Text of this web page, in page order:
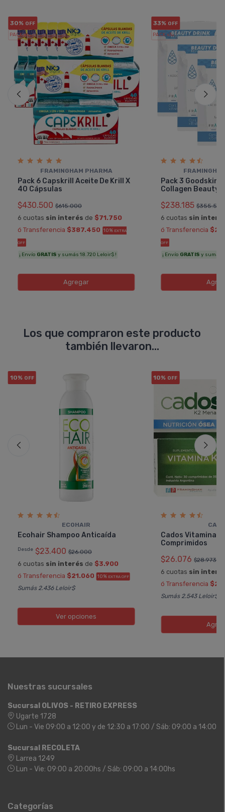
30% OFF
PACK x6u.
FRAMINGHAM PHARMA
Pack 6 Capskrill Aceite De Krill X
40 Cápsulas
$430.500 $615.000
6 cuotas sin interés de $71.750
ó Transferencia $387.450 10% EXTRA
OFF
¡ Envío GRATIS y sumás 18.720 Leloir$ !
Agregar
33% OFF
PACK x3u.
Pack 3 Goodskin
Collagen Beauty
$238.185 $355.500
6 cuotas sin
ó Transferencia
OFF
¡ Envío GRATIS y sumás
Los que compraron este producto
también llevaron...
10% OFF
ECOHAIR
Ecohair Shampoo Anticaí­da
Desde $23.400 $26.000
6 cuotas sin interés de $3.900
ó Transferencia $21.060 10% EXTRA OFF
Sumás 2.436 Leloir$
Ver opciones
10% OFF
Cados Vitamina
Comprimidos
$26.076 $28.973
6 cuotas sin
ó Transferencia
Sumás 2.543 Leloir$
Nuestras sucursales
Sucursal OLIVOS - RETIRO EXPRESS
Ugarte 1728
Lun - Vie 09:00 a 12:00 y de 12:30 a 17:00 / Sáb: 09:00 a 14:00
Sucursal RECOLETA
Larrea 1249
Lun - Vie: 09:00 a 20:00hs / Sáb: 09:00 a 14:00hs
Categorías